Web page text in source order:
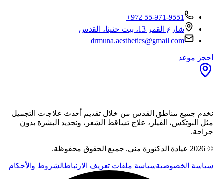
+972 55-971-9551
شارع القمر 13، بيت حنينا، القدس
drmuna.aesthetics@gmail.com
احجز موعد
نخدم جميع مناطق القدس من خلال تقديم أحدث علاجات التجميل
مثل البوتكس، الفيلر، علاج تساقط الشعر، وتجديد البشرة بدون
جراحة.
©
2026 عيادة الدكتورة منى. جميع الحقوق محفوظة.
سياسة الخصوصيةسياسة ملفات تعريف الارتباطالشروط والأحكام